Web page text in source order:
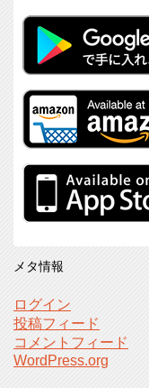
メタ情報
ログイン
投稿フィード
コメントフィード
WordPress.org